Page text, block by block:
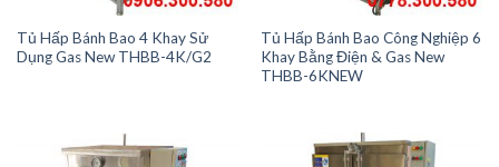
Tủ Hấp Bánh Bao 4 Khay Sử
Dụng Gas New THBB-4K/G2
Tủ Hấp Bánh Bao Công Nghiệp 6
Khay Bằng Điện & Gas New
THBB-6KNEW